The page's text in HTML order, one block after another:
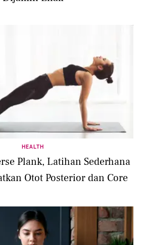
HEALTH
Plank, Latihan Sederhana
Otot Posterior dan Core